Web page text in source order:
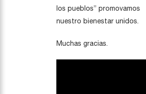
los pueblos” promovamos
nuestro bienestar unidos.
Muchas gracias.